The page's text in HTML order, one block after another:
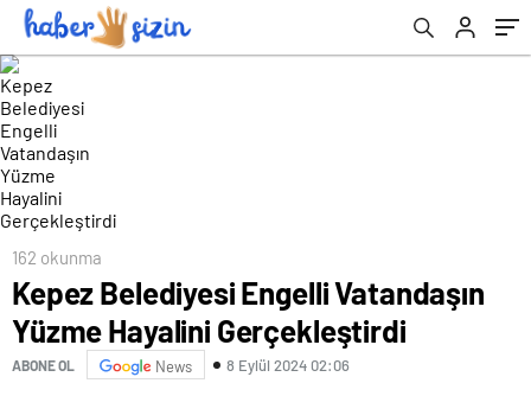
162 okunma
Kepez Belediyesi Engelli Vatandaşın
Yüzme Hayalini Gerçekleştirdi
ABONE OL News 8 Eylül 2024 02:06